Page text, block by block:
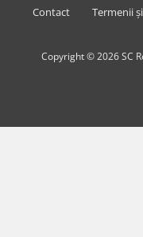
Contact Termenii
Copyright © 2026 SC